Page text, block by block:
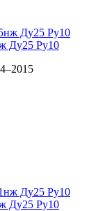
Ду25 Ру10
Ду25 Ру10